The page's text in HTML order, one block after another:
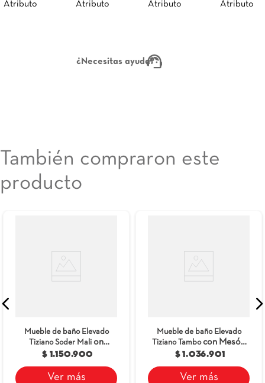
¿Necesitas ayuda?
También compraron este
producto
Mueble de baño Elevado
Tiziano Tambo con Mesón
de Quartzstone Blanco
$ 1.036.901
Ver más
Mali con Lavamanos
Siena Blanco 63X48
$ 1.394.900
Ver más